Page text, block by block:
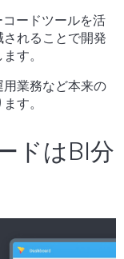
ードツールを活
れることで開発
す。
業務など本来の
す。
ドはBI分